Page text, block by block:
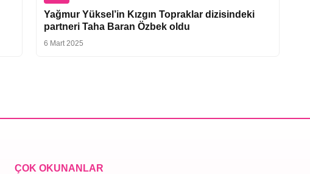
Yağmur Yüksel’in Kızgın Topraklar dizisindeki
partneri Taha Baran Özbek oldu
6 Mart 2025
ÇOK OKUNANLAR